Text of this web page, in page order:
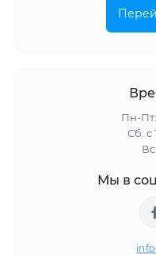
Пн-Пт:
Сб: с
Мы в